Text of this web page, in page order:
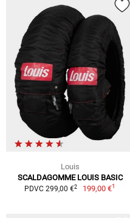
Louis
SCALDAGOMME LOUIS BASIC
PDVC 299,00 €2 199,00 €1